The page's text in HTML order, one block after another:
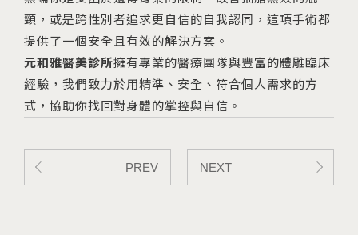
頸，或是跨性別者追求更自信的自我認同，這項手術都
提供了一個安全且有效的解決方案。
元和雅醫美診所擁有專業的醫療團隊與豐富的體雕臨床
經驗，我們致力於用精準、安全、符合個人需求的方
式，協助你找回對身體的掌控與自信。
PREV NEXT